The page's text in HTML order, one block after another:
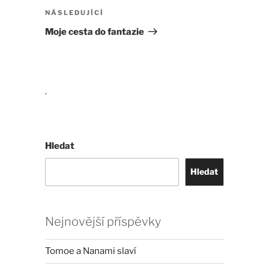
Následující
příspěvek
NÁSLEDUJÍCÍ
Moje cesta do fantazie
.
Hledat
Hledat
Nejnovější příspěvky
Tomoe a Nanami slaví